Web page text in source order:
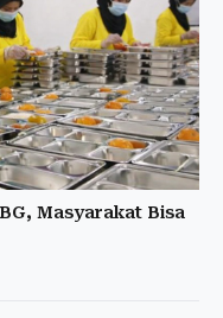
Masyarakat Bisa